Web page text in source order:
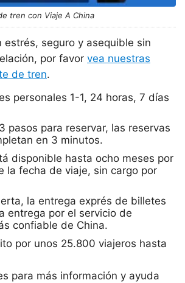
tren con Viaje A China
estrés, seguro y asequible sin
por favor vea nuestras
de tren.
personales 1-1, 24 horas, 7 días
pasos para reservar, las reservas
en 3 minutos.
disponible hasta ocho meses por
la fecha de viaje, sin cargo por
la entrega exprés de billetes
entrega por el servicio de
confiable de China.
por unos 25.800 viajeros hasta
para más información y ayuda